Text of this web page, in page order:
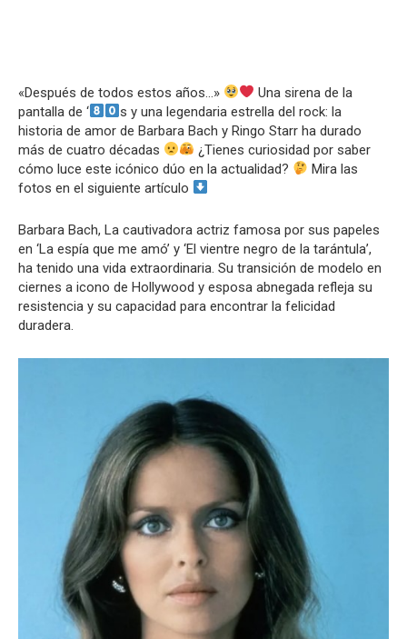
«Después de todos estos años…»
Una sirena de la
pantalla de ‘
s y una legendaria estrella del rock: la
historia de amor de Barbara Bach y Ringo Starr ha durado
más de cuatro décadas
¿Tienes curiosidad por saber
cómo luce este icónico dúo en la actualidad?
Mira las
fotos en el siguiente artículo
Barbara Bach, La cautivadora actriz famosa por sus papeles
en ‘La espía que me amó’ y ‘El vientre negro de la tarántula’,
ha tenido una vida extraordinaria. Su transición de modelo en
ciernes a icono de Hollywood y esposa abnegada refleja su
resistencia y su capacidad para encontrar la felicidad
duradera.